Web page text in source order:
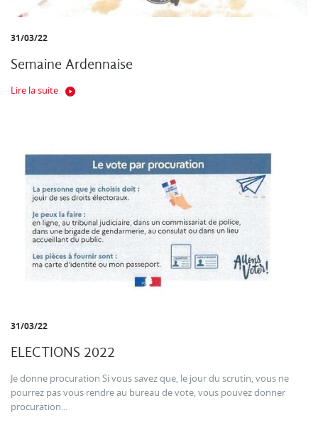
31/03/22
Semaine Ardennaise
Lire la suite
31/03/22
ELECTIONS 2022
Je donne procuration Si vous savez que, le jour du scrutin, vous ne
pourrez pas vous rendre au bureau de vote, vous pouvez donner
procuration...